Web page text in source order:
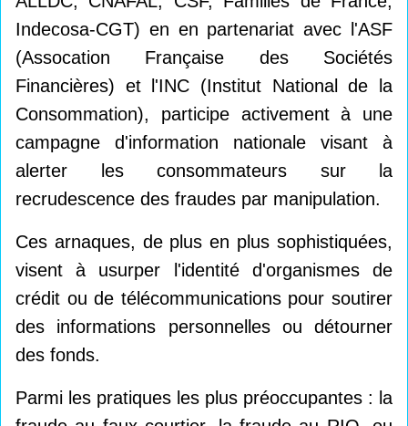
Indecosa-CGT) en en partenariat avec l'ASF
(Assocation Française des Sociétés
Financières) et l'INC (Institut National de la
Consommation), participe activement à une
campagne d'information nationale visant à
alerter les consommateurs sur la
recrudescence des fraudes par manipulation.
Ces arnaques, de plus en plus sophistiquées,
visent à usurper l'identité d'organismes de
crédit ou de télécommunications pour soutirer
des informations personnelles ou détourner
des fonds.
Parmi les pratiques les plus préoccupantes : la